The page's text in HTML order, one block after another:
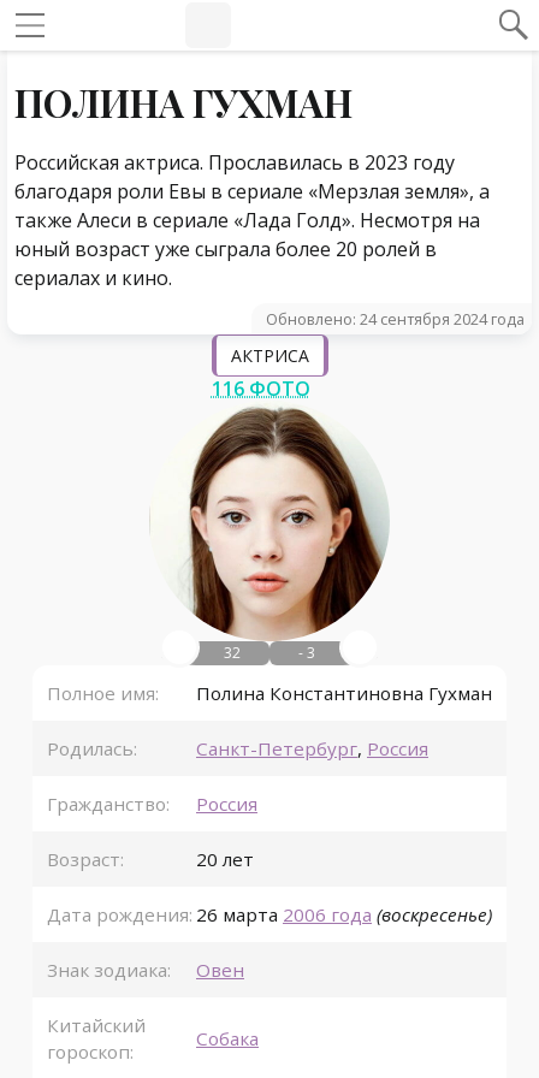
ПОЛИНА ГУХМАН
Российская актриса. Прославилась в 2023 году
благодаря роли Евы в сериале «Мерзлая земля», а
также Алеси в сериале «Лада Голд». Несмотря на
юный возраст уже сыграла более 20 ролей в
сериалах и кино.
Обновлено: 24 сентября 2024 года
АКТРИСА
116 ФОТО
32 - 3
Полное имя: Полина Константиновна Гухман
Родилась: Санкт-Петербург, Россия
Гражданство: Россия
Возраст: 20 лет
Дата рождения: 26 марта 2006 года (воскресенье)
Знак зодиака: Овен
Китайский
гороскоп:
Собака